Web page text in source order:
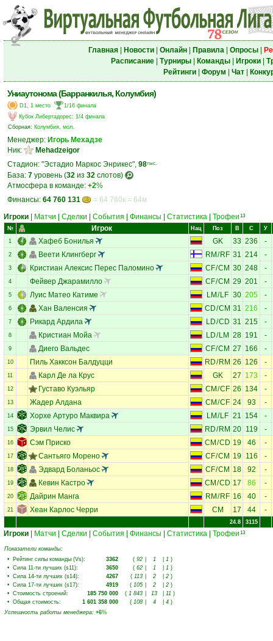
Главная| Новости| Онлайн| Правила| Опросы|
Расписание| Турниры| Команды| Игроки|
Рейтинги| Форум Чат|
Униаутонома (Барранкилья, Колумбия)
D1, 1 место
1/16 финала
Кубок Либертадорес: 1/4 финала
Сборная: Колумбия, мол.
Менеджер: Игорь Мехадзе
Ник:
Mehadzeigor
Стадион: "Эстадио Маркос Энрикес", 98тыс.
База: 7 уровень (32 из 32 слотов)
Атмосфера в команде: +2%
Финансы: 64 760 131
= 64 760к = 64м
Игроки
Матчи Сделки События Финансы Статистика Трофеи 13
№ Игрок Нац Поз В С У
1 Хафеб Бонилья GK 33 236 -
2 Веети Клингберг RM / RF 31 214 -
3 Кристиан Алексис Перес Паломино CF/CM 30 248 -
4 Фейвер Джарамилло CF/CM 29 201 -
5 Луис Матео Катиме LM / LF 30 205 -
6 Хан Валенсия CD/CM 31 216 -
7 Рикард Ардила LD/CD 31 215 -
8 Кристиан Мойа LD/ LM 28 191 -
9 Диего Вальдес CF/CM 27 166 -
10 Пиль Хакксон Балдуцци RD/ RM 26 126 -
11 Карл Де ла Крус GK 27 173 -
12 Густаво Куэльяр CM /CF 26 134 -
13 Жадер Алдана CM /CF 24 93 -
14 Хорхе Артуро Маквира LM / LF 21 154 -
15 Эрвил Челис RD/ RM 20 119 -
16 Сэм Приско CM /CD 19 46 -
17 Сантьяго Морено CF/CM 19 116 -
18 Эдвард Боланьос CF/CM 18 92 -
19 Кевин Кастро CM /CD 17 86 -
20 Дайрин Манга RM / RF 16 40 -
21 Хеан Карлос Черри CM 17 44 -
24.8 3115
Игроки Матчи Сделки События Финансы Статистика Трофеи 13
Показатели команды:
• Рейтинг силы команды (Vs): 3362 ( 92 1 1 )
• Сила 11-ти лучших (s11): 3650 ( 62 1 1 )
• Сила 14-ти лучших (s14): 4267 ( 113 2 2 )
• Сила 17-ти лучших (s17): 4919 ( 105 2 2 )
• Стоимость строений: 185 750 000 ( 1 843 13 11 )
• Общая стоимость: 1 601 358 000 ( 108 4 4 )
Успешность работы менеджера: +6%